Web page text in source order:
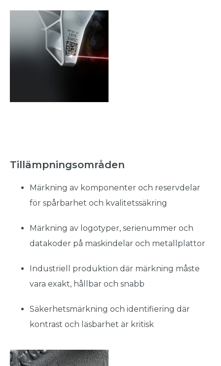
Tillämpningsområden
Märkning av komponenter och reservdelar
för spårbarhet och kvalitetssäkring
Märkning av logotyper, serienummer och
datakoder på maskindelar och metallplattor
Industriell produktion där märkning måste
vara exakt, hållbar och snabb
Säkerhetsmärkning och identifiering där
kontrast och läsbarhet är kritisk